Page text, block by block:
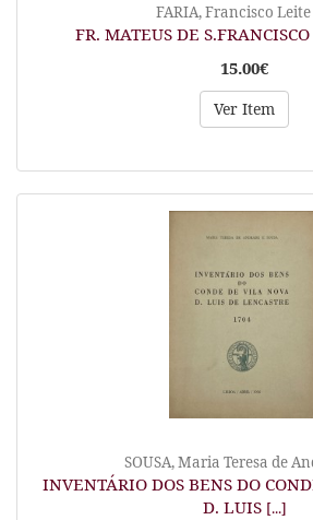
FARIA, Francisco Leite
FR. MATEUS DE
15.00€
Ver Item
SOUSA, Maria Teresa de
INVENTÁRIO DOS BENS DO
D. LUIS [...]